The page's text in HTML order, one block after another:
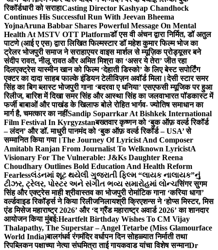
रिकॉर्डधारी को सराहाCasting Director Kashyap Chandhock
Continues His Successful Run With Jeevan Bheema
YojnaAruna Babbar Shares Powerful Message On Mental
Health At MSTV OTT Platformडॉ एस वी अंचन द्वारा निर्मित, डॉ अतुल
पाटणे (आई ए एस) द्वारा लिखित फिल्मस्टार डॉ महेश कुमार फिल्म भोज का
ट्रेलर भोजपुरी समाज ने सराहाएयर वाइस मार्शल से म्यूज़िक प्रोड्यूसर बने
संदीप रावत, नीलू रावत और अमित मिश्रा का ‘असर ये तेरा’ जीत रहा
दिलएक्ट्रेस यास्मीन खान को फिल्म ‘देहाती डिस्को’ के लिए बेस्ट सपोर्टिंग
एक्टर का दादा साहब फाल्के इंडियन टेलीविज़न अवॉर्ड मिला।देसी स्टार समर
सिंह का बिग ब्लास्ट भोजपुरी गाना ‘बदरवा ए धनिया’ एसएफसी म्यूजिक पर हुआ
रिलीज, बारिश में दिखा समर सिंह और आस्था सिंह का जलवाभारत पॉडकास्ट में
फर्जी बाबाओं और पाखंड के खिलाफ बोले रोहित भार्गव- ज्योतिष समाधान का
मार्ग है, चमत्कार का नहींSandip Soparrkar At Bishkek International
Film Festival In Kyrgyzstanबख्तवार कृष्णन को ‘बुक ऑफ़ वर्ल्ड रिकॉर्ड
– लंदन’ और डॉ. माधुरी पानमंद को ‘बुक ऑफ़ वर्ल्ड रिकॉर्ड – USA’ से
सम्मानित किया गया।The Journey Of Lyricist And Composer
Amitabh Ranjan From Journalist To Welknown LyricistA
Visionary For The Vulnerable: J&Ks Daughter Reena
Choudhary Outlines Bold Education And Health Reform
Fearlessલંડનમાં શૂટ થયેલી ગુજરાતી ફિલ્મ “લાયક નાલાયક”નું
ટીઝર, ટ્રેલર, પોસ્ટર અને સંગીત ભવ્ય સમારોહમાં લોન્ચसिंगर सुगम
सिंह और एक्ट्रेस माही श्रीवास्तव का भोजपुरी रोमांटिक गाना ‘करिया धागा’
वर्ल्डवाइड रिकॉर्ड्स ने किया रिलीजनिलायश्री क्रिएशन्स ने ‘होप्स मिस्टर, मिस
एंड मिसेज महाराष्ट्र 2026’ और ‘द ग्रैंड महाराष्ट्र अवार्ड 2026’ का शानदार
आयोजन किया मुंबई:Heartfelt Birthday Wishes To CM Vijay
Thalapathy, The Superstar – Angel Tetarbe (Miss Glamourface
World India)बालगंधर्व रंगमंदिर वर्धापन दिन सोहळ्यात निर्माती तथा
रिपब्लिकन पक्षाच्या नेत्या संघमित्रा ताई गायकवाड यांचा विशेष सन्मानDr